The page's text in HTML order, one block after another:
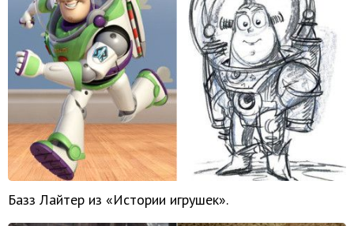
Базз Лайтер из «Истории игрушек».